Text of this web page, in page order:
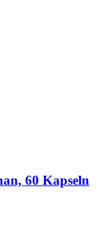
60 Kapseln